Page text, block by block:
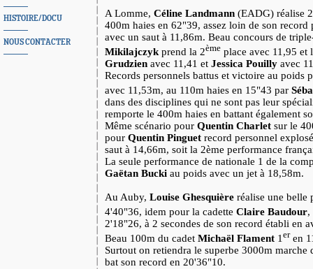
HISTOIRE/DOCU
NOUS CONTACTER
A Lomme, Céline Landmann (EADG) réalise
400m haies en 62"39, assez loin de son record
avec un saut à 11,86m. Beau concours de
Mikilajczyk prend la 2ème place avec 11,95 et
Grudzien avec 11,41 et Jessica Pouilly avec
Records personnels battus et victoire au poids
avec 11,53m, au 110m haies en 15"43 par
dans des disciplines qui ne sont pas leur
remporte le 400m haies en battant également
Même scénario pour Quentin Charlet sur le
pour Quentin Pinguet record personnel
saut à 14,66m, soit la 2ème performance
La seule performance de nationale 1 de la
Gaëtan Bucki au poids avec un jet à 18,58m.
Au Auby, Louise Ghesquière réalise une belle
4'40"36, idem pour la cadette Claire Baudour,
2'18"26, à 2 secondes de son record établi en
Beau 100m du cadet Michaël Flament 1 eren
Surtout on retiendra le superbe 3000m marche
bat son record en 20'36"10.